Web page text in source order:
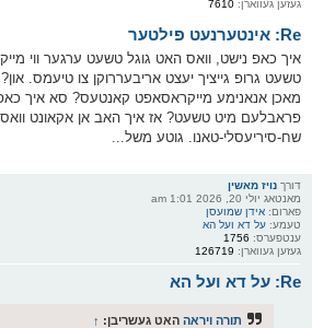
געזען געווארן: 7610
Re: אינטערנעט פילטער
איך כאפ נישט, וואס האט גוגל טשעט ערגער ווי
טשעט גרופ גייציך יעצט אריבעררוקן צו טיעמס. און?
מאכן אנאנימע מייקראסאפט קאנטעס? סא איך כאפ
פראבלעם מיט טשעט? אז איך האב אן אקאונט
שח-סיריעסלי-טאנו. גוטע משל...
דורך נויז מאשין
מאנטאג יולי 20, 2026 1:01 am
פארום: אידן שמועסן
טעמע: על דא ועל הא
ענטפערס: 1756
געזען געווארן: 126719
Re: על דא ועל הא
תורה ויראה האט געשריבן: ↑